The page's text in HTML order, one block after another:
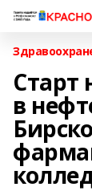
Старт
в